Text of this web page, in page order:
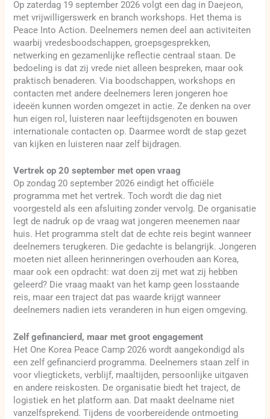
Op zaterdag 19 september 2026 volgt een dag in Daejeon,
met vrijwilligerswerk en branch workshops. Het thema is
Peace Into Action. Deelnemers nemen deel aan activiteiten
waarbij vredesboodschappen, groepsgesprekken,
netwerking en gezamenlijke reflectie centraal staan. De
bedoeling is dat zij vrede niet alleen bespreken, maar ook
praktisch benaderen. Via boodschappen, workshops en
contacten met andere deelnemers leren jongeren hoe
ideeën kunnen worden omgezet in actie. Ze denken na over
hun eigen rol, luisteren naar leeftijdsgenoten en bouwen
internationale contacten op. Daarmee wordt de stap gezet
van kijken en luisteren naar zelf bijdragen.
Vertrek op 20 september met open vraag
Op zondag 20 september 2026 eindigt het officiële
programma met het vertrek. Toch wordt die dag niet
voorgesteld als een afsluiting zonder vervolg. De organisatie
legt de nadruk op de vraag wat jongeren meenemen naar
huis. Het programma stelt dat de echte reis begint wanneer
deelnemers terugkeren. Die gedachte is belangrijk. Jongeren
moeten niet alleen herinneringen overhouden aan Korea,
maar ook een opdracht: wat doen zij met wat zij hebben
geleerd? Die vraag maakt van het kamp geen losstaande
reis, maar een traject dat pas waarde krijgt wanneer
deelnemers nadien iets veranderen in hun eigen omgeving.
Zelf gefinancierd, maar met groot engagement
Het One Korea Peace Camp 2026 wordt aangekondigd als
een zelf gefinancierd programma. Deelnemers staan zelf in
voor vliegtickets, verblijf, maaltijden, persoonlijke uitgaven
en andere reiskosten. De organisatie biedt het traject, de
logistiek en het platform aan. Dat maakt deelname niet
vanzelfsprekend. Tijdens de voorbereidende ontmoeting